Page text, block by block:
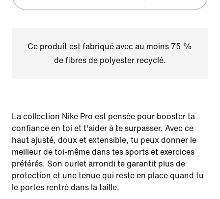
Ce produit est fabriqué avec au moins 75 %
de fibres de polyester recyclé.
La collection Nike Pro est pensée pour booster ta
confiance en toi et t'aider à te surpasser. Avec ce
haut ajusté, doux et extensible, tu peux donner le
meilleur de toi-même dans tes sports et exercices
préférés. Son ourlet arrondi te garantit plus de
protection et une tenue qui reste en place quand tu
le portes rentré dans la taille.